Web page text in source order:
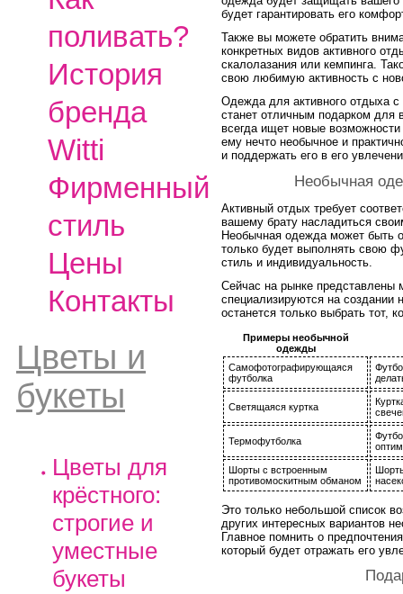
поливать?
История
бренда
Witti
Фирменный
стиль
Цены
Контакты
Цветы и
букеты
Цветы для
крёстного:
строгие и
уместные
букеты
будет гарантировать его
Также вы можете обратить
конкретных видов активного
скалолазания или кемпинга.
свою любимую активность с
Одежда для активного отдыха
станет отличным подарком для
всегда ищет новые
ему нечто необычное и
и поддержать его в его
Необычная
Активный отдых требует
вашему брату насладиться
Необычная одежда может быть
только будет выполнять свою
стиль и индивидуальность.
Сейчас на рынке представлены
специализируются на
останется только выбрать тот,
Примеры необычной
одежды
Самофотографирующаяся
футболка
Светящаяся куртка
Термофутболка
Шорты с встроенным
противомоскитным обманом
Это только небольшой список
других интересных вариантов
Главное помнить о
который будет отражать его